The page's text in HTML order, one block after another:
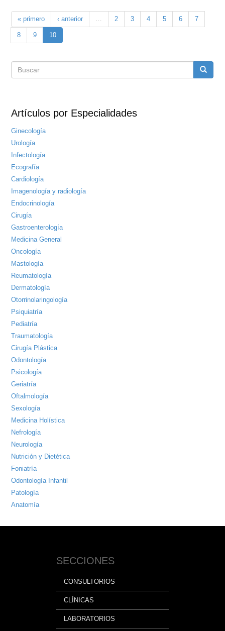
« primero ‹ anterior … 2 3 4 5 6 7
8 9 10
Formulario
búsqueda
Artículos por Especialidades
Ginecología
Urología
Infectología
Ecografía
Cardiología
Imagenología y radiología
Endocrinología
Cirugía
Gastroenterología
Medicina General
Oncología
Mastología
Reumatología
Dermatología
Otorrinolaringología
Psiquiatría
Pediatría
Traumatología
Cirugía Plástica
Odontología
Psicología
Geriatría
Oftalmología
Sexología
Medicina Holística
Nefrología
Neurología
Nutrición y Dietética
Foniatría
Odontología Infantil
Patología
Anatomía
SECCIONES
CONSULTORIOS
CLÍNICAS
LABORATORIOS